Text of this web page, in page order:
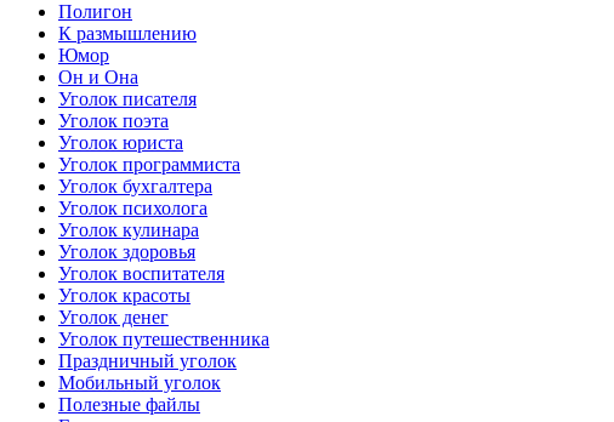
Полигон
К размышлению
Юмор
Он и Она
Уголок писателя
Уголок поэта
Уголок юриста
Уголок программиста
Уголок бухгалтера
Уголок психолога
Уголок кулинара
Уголок здоровья
Уголок воспитателя
Уголок красоты
Уголок денег
Уголок путешественника
Праздничный уголок
Мобильный уголок
Полезные файлы